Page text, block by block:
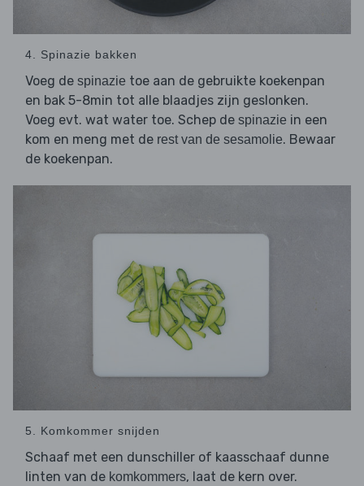
4. Spinazie bakken
Voeg de spinazie toe aan de gebruikte koekenpan
en bak 5-8min tot alle blaadjes zijn geslonken.
Voeg evt. wat water toe. Schep de spinazie in een
kom en meng met de rest van de sesamolie. Bewaar
de koekenpan.
5. Komkommer snijden
Schaaf met een dunschiller of kaasschaaf dunne
linten van de komkommers, laat de kern over.